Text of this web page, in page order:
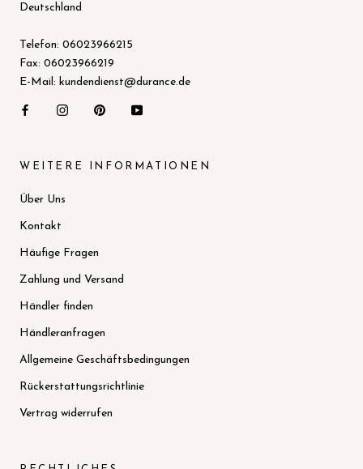
Deutschland
Telefon: 06023966215
Fax: 06023966219
E-Mail: kundendienst@durance.de
WEITERE INFORMATIONEN
Über Uns
Kontakt
Häufige Fragen
Zahlung und Versand
Händler finden
Händleranfragen
Allgemeine Geschäftsbedingungen
Rückerstattungsrichtlinie
Vertrag widerrufen